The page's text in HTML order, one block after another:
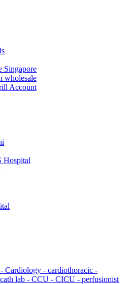
Singapore
wholesale
Account
Hospital
Cardiology - cardiothoracic -
lab - CCU - CICU - perfusionist